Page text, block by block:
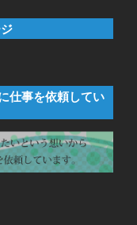
仕事を依頼してい